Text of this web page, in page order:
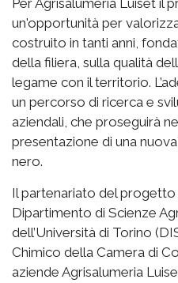
Per Agrisalumeria Luiset il
un'opportunità per
costruito in tanti anni,
della filiera, sulla qualità
legame con il territorio.
un percorso di ricerca e
aziendali, che proseguirà
presentazione di una
nero.
Il partenariato del
Dipartimento di Scienze
dell’Università di Torino
Chimico della Camera di
aziende Agrisalumeria